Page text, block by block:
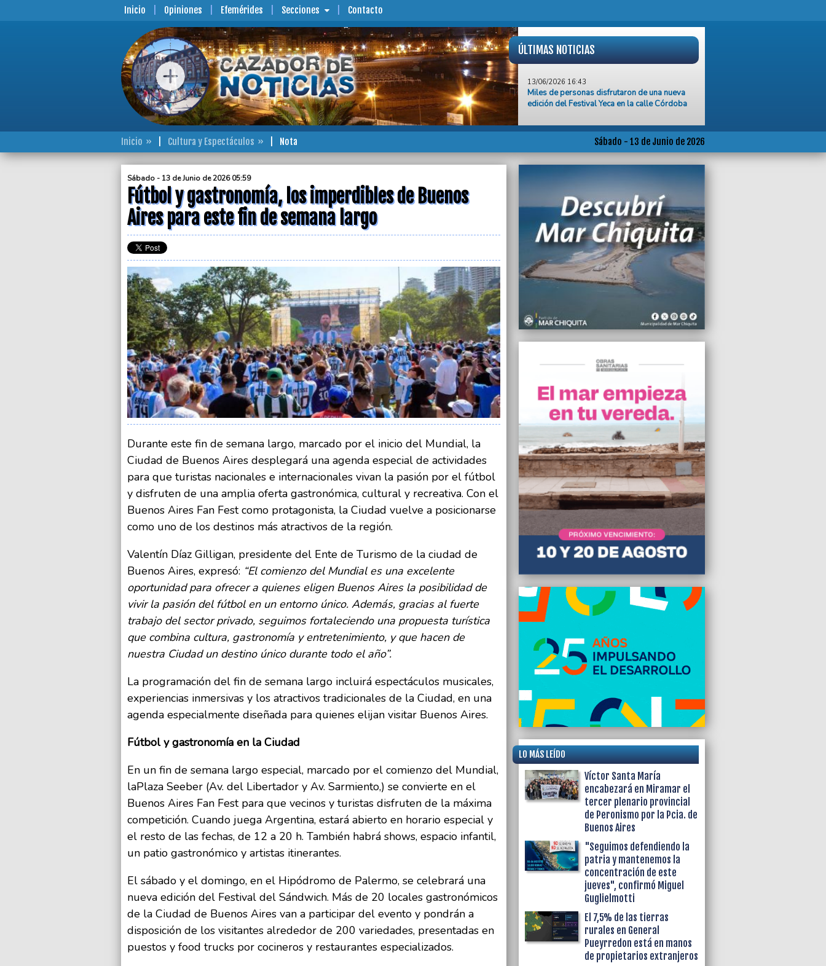
Inicio Opiniones Efemérides Secciones Contacto
ÚLTIMAS NOTICIAS
Miles de personas disfrutaron de una nueva
edición del Festival Yeca en la calle Córdoba
Mar del Plata realizó una protesta contra la
quita de la Zona Fría
13/06/2026 06:13
Un hecho sin precedentes, choferes dejaron de
13/06/2026 05:59
Fútbol y gastronomía, los imperdibles de
Buenos Aires para este fin de semana largo
13/06/2026 05:55
El empleo formal perdió más de 40.000
puestos en un año
El Municipio de Gral. Pueyrredon avala regular
las apps de transporte y se encamina a su
legalización
Basural a cielo abierto en Santa Rita frente a
12/06/2026 08:41
Retiran el polémico proyecto de reasignación
de cuotas de merluza
12/06/2026 06:13
Canasta básica, una familia necesitó casi
$1.500.000 para no ser pobre en mayo
12/06/2026 05:59
El Municipio de Gral. Pueyrredon pagará otra
indemnización por un semáforo en mal estado
que destruyó un vehículo
Sábado - 13 de Junio de 2026
Inicio Cultura y Espectáculos Nota
Sábado - 13 de Junio de 2026 05:59
Fútbol y gastronomía, los imperdibles de Buenos
Aires para este fin de semana largo
Durante este fin de semana largo, marcado por el inicio del Mundial, la
Ciudad de Buenos Aires desplegará una agenda especial de actividades
para que turistas nacionales e internacionales vivan la pasión por el fútbol
y disfruten de una amplia oferta gastronómica, cultural y recreativa. Con el
Buenos Aires Fan Fest como protagonista, la Ciudad vuelve a posicionarse
como uno de los destinos más atractivos de la región.
Valentín Díaz Gilligan, presidente del Ente de Turismo de la ciudad de
Buenos Aires, expresó: “El comienzo del Mundial es una excelente
oportunidad para ofrecer a quienes eligen Buenos Aires la posibilidad de
vivir la pasión del fútbol en un entorno único. Además, gracias al fuerte
trabajo del sector privado, seguimos fortaleciendo una propuesta turística
que combina cultura, gastronomía y entretenimiento, y que hacen de
nuestra Ciudad un destino único durante todo el año”.
La programación del fin de semana largo incluirá espectáculos musicales,
experiencias inmersivas y los atractivos tradicionales de la Ciudad, en una
agenda especialmente diseñada para quienes elijan visitar Buenos Aires.
Fútbol y gastronomía en la Ciudad
En un fin de semana largo especial, marcado por el comienzo del Mundial,
laPlaza Seeber (Av. del Libertador y Av. Sarmiento,) se convierte en el
Buenos Aires Fan Fest para que vecinos y turistas disfruten de la máxima
competición. Cuando juega Argentina, estará abierto en horario especial y
el resto de las fechas, de 12 a 20 h. También habrá shows, espacio infantil,
un patio gastronómico y artistas itinerantes.
El sábado y el domingo, en el Hipódromo de Palermo, se celebrará una
nueva edición del Festival del Sándwich. Más de 20 locales gastronómicos
de la Ciudad de Buenos Aires van a participar del evento y pondrán a
disposición de los visitantes alrededor de 200 variedades, presentadas en
puestos y food trucks por cocineros y restaurantes especializados.
LO MÁS LEÍDO
Víctor Santa María
encabezará en Miramar el
tercer plenario provincial
de Peronismo por la Pcia. de
Buenos Aires
"Seguimos defendiendo la
patria y mantenemos la
concentración de este
jueves", confirmó Miguel
Guglielmotti
El 7,5% de las tierras
rurales en General
Pueyrredon está en manos
de propietarios extranjeros